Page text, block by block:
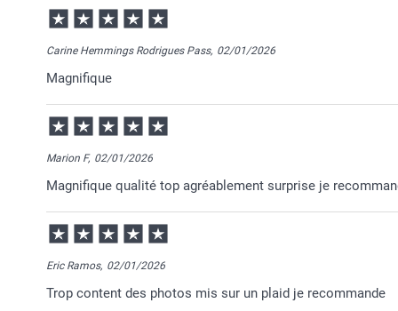
Carine Hemmings Rodrigues Pass, 02/01/2026
Magnifique
Marion F, 02/01/2026
Magnifique qualité top agréablement surprise je
Eric Ramos, 02/01/2026
Trop content des photos mis sur un plaid je recommande